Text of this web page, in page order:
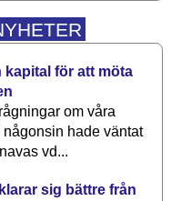
kapital för att möta
om våra
hade väntat
vd...
sig bättre från